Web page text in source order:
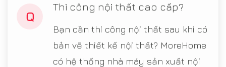
Q
Thi công nội thất cao cấp?
Bạn cần thi công nội thất sau khi có
bản vẽ thiết kế nội thất? MoreHome
có hệ thống nhà máy sản xuất nội